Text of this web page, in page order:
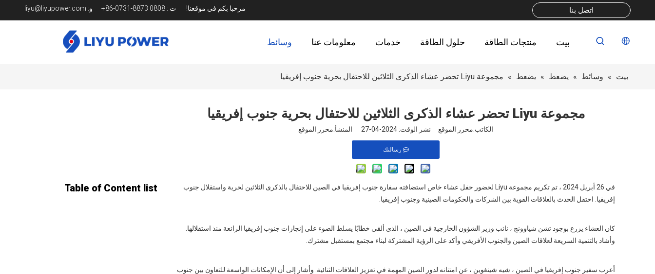
مرحبا بكم في موقعنا! ت : و: liyu@liyupower.com اتصل بنا
بيت منتجات الطاقة حلول الطاقة خدمات معلومات عنا وسائط
بيت » وسائط » يضعط » يضعط » مجموعة Liyu تحضر عشاء الذكرى الثلاثين للاحتفال بحرية جنوب إفريقيا
مجموعة Liyu تحضر عشاء الذكرى الثلاثين للاحتفال بحرية جنوب إفريقيا
الكاتب:محرر الموقع نشر الوقت: 2024-04-27 المنشأ: محرر الموقع
رسالتك
في 26 أبريل 2024 ، تم تكريم مجموعة Liyu لحضور حفل عشاء خاص استضافته سفارة جنوب إفريقيا في الصين للاحتفال بالذكرى الثلاثين لحرية واستقلال جنوب
إفريقيا. احتفل الحدث بالعلاقات القوية بين الشركات والحكومات الصينية وجنوب إفريقيا.
كان العشاء يزرع بوجود تشن شياوونج ، نائب وزير الشؤون الخارجية في الصين ، الذي ألقى خطابًا يسلط الضوء على إنجازات جنوب إفريقيا الرائعة منذ استقلالها.
وأشاد بالتنمية السريعة لعلاقات الصين والجنوب الأفريقي وأكد على الرؤية المشتركة لبناء مجتمع بمستقبل مشترك.
أعرب سفير جنوب إفريقيا في الصين ، شيه شينغوين ، عن امتنانه لدور الصين المهمة في تعزيز العلاقات الثنائية. وأشار إلى أن الإمكانات الواسعة للتعاون بين جنوب
Table of Content list